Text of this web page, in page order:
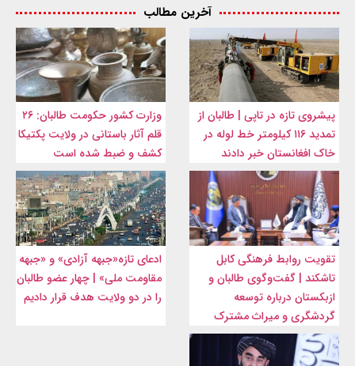
آخرین مطالب
پیشروی تازه در تاپی | طالبان از
تمدید ۱۱۶ کیلومتر خط لوله در
خاک افغانستان خبر دادند
وزارت کشور حکومت طالبان: ۲۶
قلم آثار باستانی در ولایت پکتیکا
کشف و ضبط شده است
تقویت روابط فرهنگی کابل
تاشکند | گفت‌وگوی طالبان و
ازبکستان درباره توسعه
گردشگری و میراث مشترک
ادعای تازه«جبهه آزادی» و «جبهه
مقاومت ملی» | چهار عضو طالبان
را در دو ولایت هدف قرار دادیم